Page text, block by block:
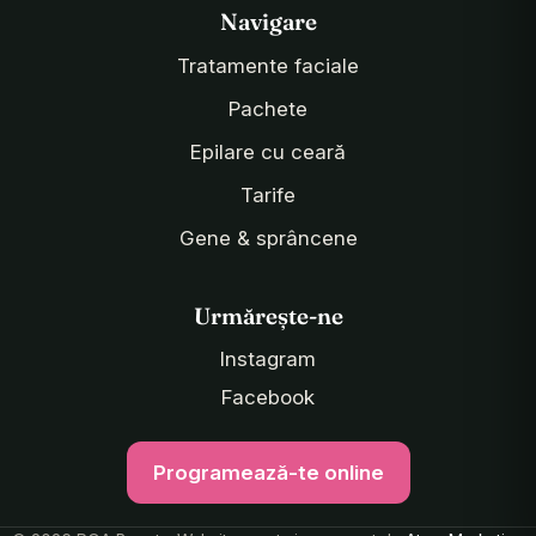
Navigare
Tratamente faciale
Pachete
Epilare cu ceară
Tarife
Gene & sprâncene
Urmărește-ne
Instagram
Facebook
Programează-te online